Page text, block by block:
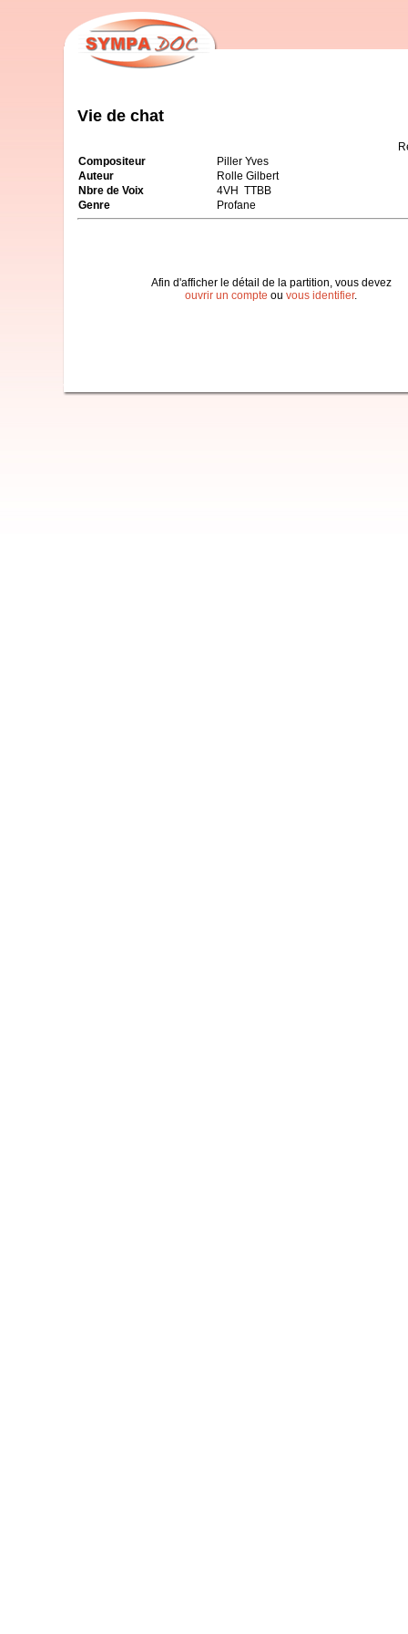
Vie de chat
Compositeur
Piller Yves
Auteur
Rolle Gilbert
Nbre de Voix
4VH TTBB
Genre
Profane
Afin d'afficher le détail de la partition, vous devez
ouvrir un compte ou vous identifier.